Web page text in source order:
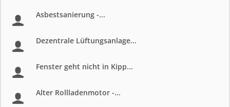
Asbestsanierung -...
Dezentrale Lüftungsanlage...
Fenster geht nicht in Kipp...
Alter Rollladenmotor -...